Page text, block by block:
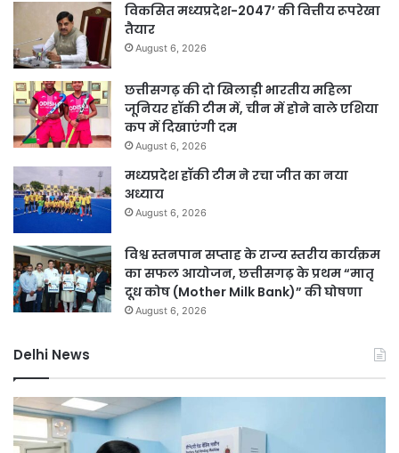
विकसित मध्यप्रदेश-2047’ की वित्तीय रूपरेखा
तैयार
August 6, 2026
छत्तीसगढ़ की दो खिलाड़ी भारतीय महिला
जूनियर हॉकी टीम में, चीन में होने वाले एशिया
कप में दिखाएंगी दम
August 6, 2026
मध्यप्रदेश हॉकी टीम ने रचा जीत का नया
अध्याय
August 6, 2026
विश्व स्तनपान सप्ताह के राज्य स्तरीय कार्यक्रम
का सफल आयोजन, छत्तीसगढ़ के प्रथम “मातृ
दूध कोष (Mother Milk Bank)” की घोषणा
August 6, 2026
Delhi News
दिल्ली
कोर्ट